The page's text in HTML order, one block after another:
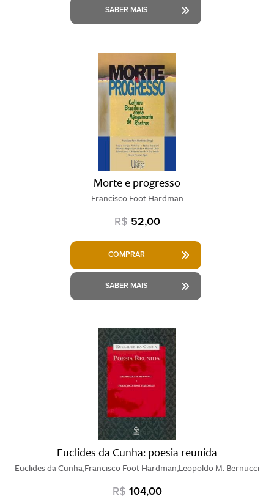
SABER MAIS
Morte e progresso
Francisco Foot Hardman
R$ 52,00
COMPRAR
SABER MAIS
Euclides da Cunha: poesia reunida
Euclides da Cunha,Francisco Foot Hardman,Leopoldo M. Bernucci
R$ 104,00